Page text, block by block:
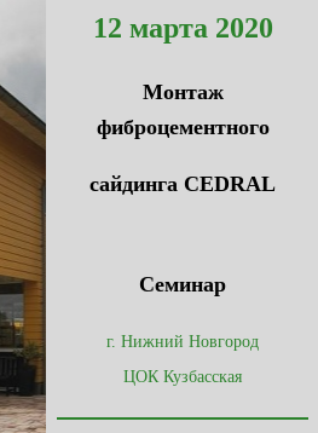
12 марта 2020
Монтаж
фиброцементного
сайдинга CEDRAL
Семинар
г. Нижний Новгород
ЦОК Кузбасская